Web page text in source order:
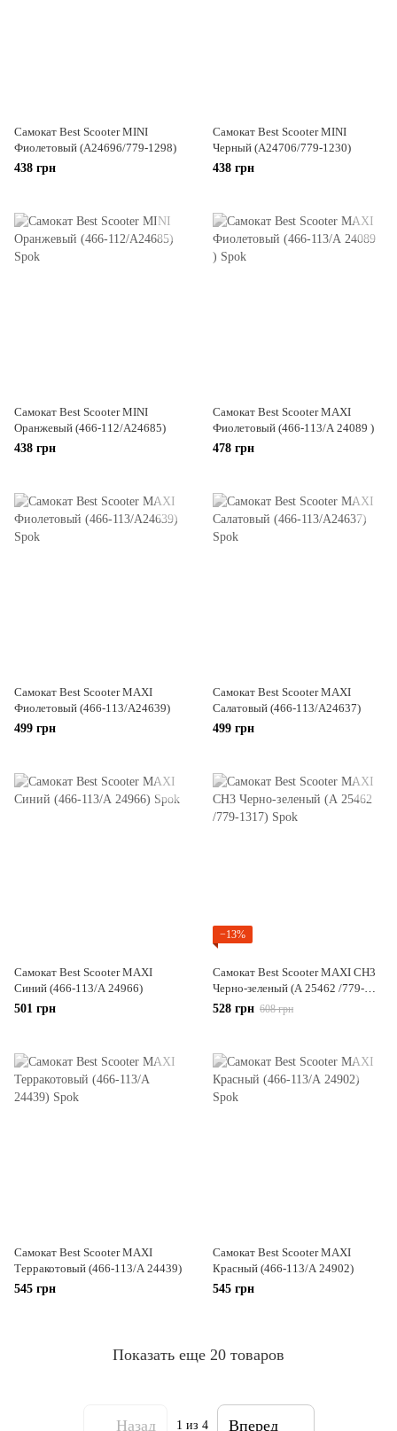
Самокат Best Scooter MINI
Фиолетовый (А24696/779-1298)
438 грн
Самокат Best Scooter MINI
Черный (А24706/779-1230)
438 грн
Самокат Best Scooter MINI
Оранжевый (466-112/А24685)
438 грн
Самокат Best Scooter MAXI
Фиолетовый (466-113/А 24089 )
478 грн
Самокат Best Scooter MAXI
Фиолетовый (466-113/А24639)
499 грн
Самокат Best Scooter MAXI
Салатовый (466-113/А24637)
499 грн
Самокат Best Scooter MAXI
Синий (466-113/А 24966)
501 грн
−13%
Самокат Best Scooter MAXI CH3
Черно-зеленый (А 25462 /779-
1317)
528 грн 608 грн
Самокат Best Scooter MAXI
Терракотовый (466-113/А 24439)
545 грн
Самокат Best Scooter MAXI
Красный (466-113/А 24902)
545 грн
Показать еще 20 товаров
Назад 1 из 4 Вперед